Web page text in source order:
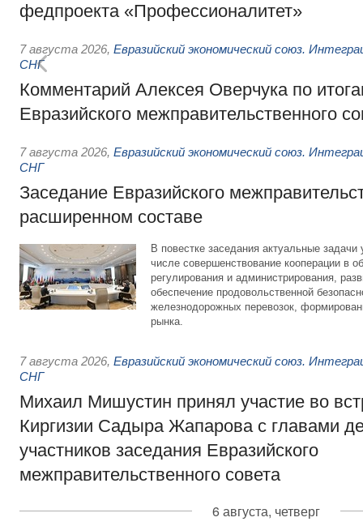
федпроекта «Профессионалитет»
7 августа 2026, Евразийский экономический союз.
СНГ
Комментарий Алексея Оверчука по
Евразийского межправительственного
7 августа 2026, Евразийский экономический союз.
СНГ
Заседание Евразийского
расширенном составе
В повестке заседания актуальные задачи
числе совершенствование кооперации в
регулирования и администрирования,
обеспечение продовольственной
железнодорожных перевозок,
рынка.
7 августа 2026, Евразийский экономический союз.
СНГ
Михаил Мишустин принял участие во
Киргизии Садыра Жапарова с главами
участников заседания Евразийского
межправительственного совета
6 августа, четверг